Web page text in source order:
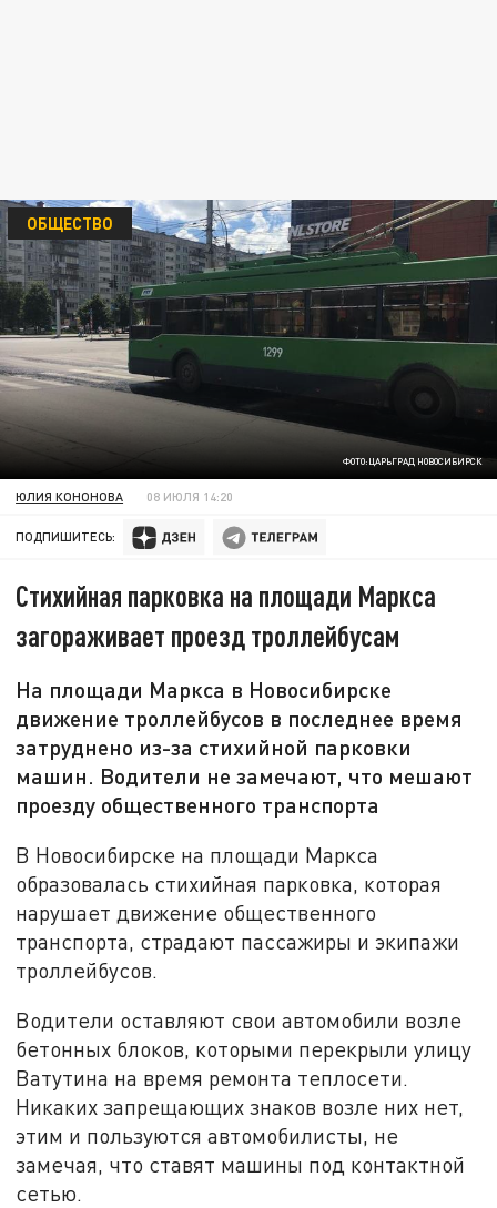
ФОТО:ЦАРЬГРАД НОВОСИБИРСК
ОБЩЕСТВО
ЮЛИЯ КОНОНОВА 08 ИЮЛЯ 14:20
ПОДПИШИТЕСЬ:
Стихийная парковка на площади Маркса
загораживает проезд троллейбусам
На площади Маркса в Новосибирске
движение троллейбусов в последнее время
затруднено из-за стихийной парковки
машин. Водители не замечают, что мешают
проезду общественного транспорта
В Новосибирске на площади Маркса
образовалась стихийная парковка, которая
нарушает движение общественного
транспорта, страдают пассажиры и экипажи
троллейбусов.
Водители оставляют свои автомобили возле
бетонных блоков, которыми перекрыли улицу
Ватутина на время ремонта теплосети.
Никаких запрещающих знаков возле них нет,
этим и пользуются автомобилисты, не
замечая, что ставят машины под контактной
сетью.